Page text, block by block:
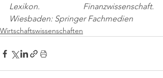
Lexikon. Finanzwissenschaft.
Wiesbaden: Springer Fachmedien
Wirtschaftswissenschaften